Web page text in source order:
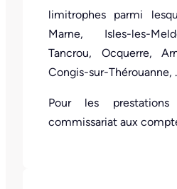
limitrophes parmi
Marne, Isles-les-
Tancrou, Ocquerre,
Congis-sur-Thérouanne,
Pour les
commissariat aux